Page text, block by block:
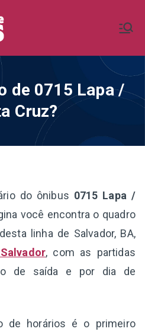
Ônibus BR
Horários de Ônibus de todo o
de 0715 Lapa /
Cruz?
do ônibus 0715 Lapa /
você encontra o quadro
linha de Salvador, BA,
, com as partidas
de saída e por dia de
de horários é o primeiro